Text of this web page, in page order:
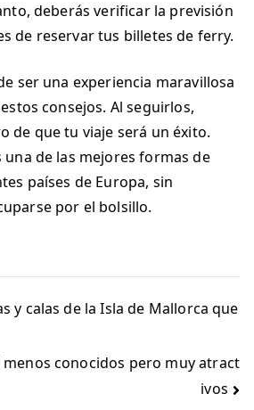
deberás verificar la previsión
de reservar tus billetes de ferry.
ser una experiencia maravillosa
consejos. Al seguirlos,
de que tu viaje será un éxito.
de las mejores formas de
países de Europa, sin
por el bolsillo.
y calas de la Isla de Mallorca que
conocidos pero muy atract
ivos